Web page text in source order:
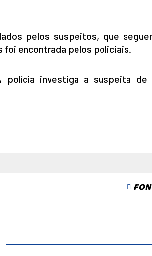
pelos suspeitos, que
foi encontrada pelos policiais.
polícia investiga a suspeita de